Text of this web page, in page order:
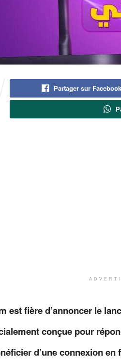
Partager sur Facebook
est fière d’annoncer le
conçue pour
d’une connexion